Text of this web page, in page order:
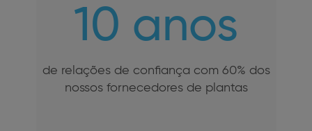
10 anos
de relações de confiança com 60% dos
nossos fornecedores de plantas